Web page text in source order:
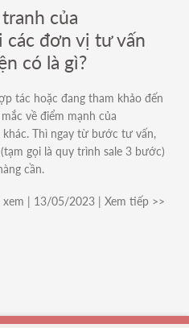
của
các đơn vị tư vấn
có là gì?
tác hoặc đang tham khảo đến
về điểm mạnh của
Thì ngay từ bước tư vấn,
gọi là quy trình sale 3 bước)
cần.
| 13/05/2023 | Xem tiếp >>